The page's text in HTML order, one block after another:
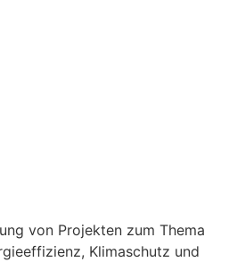
von Projekten zum Thema
Klimaschutz und